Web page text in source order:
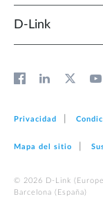
D‑Link
Privacidad
Mapa del sitio
© 2026 D‑Link
Barcelona (España)